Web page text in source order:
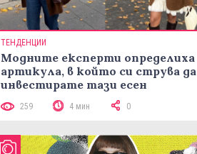
ТЕНДЕНЦИИ
Модните експерти определиха
артикула, в който си струва да
инвестирате тази есен
259 4 мин 0